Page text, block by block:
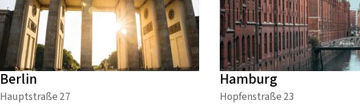
Berlin
Hauptstraße 27
Hamburg
Hopfenstraße 23